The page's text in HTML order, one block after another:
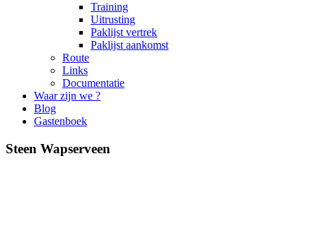
Training
Uitrusting
Paklijst vertrek
Paklijst aankomst
Route
Links
Documentatie
Waar zijn we ?
Blog
Gastenboek
Steen Wapserveen